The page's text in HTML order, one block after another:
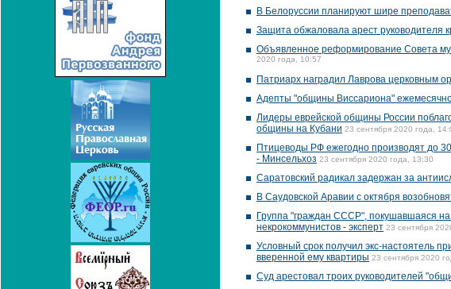
В Белоруссии планируют шире
Защита обжаловала арест руководителя
Объявленное реформирование Совета
2020 года, 10:57
Патриарх наградил Лаврова церковным
Адепты "общины Виссариона" ежемесячно
Лидеры еврейской общины России
общины на Кубани 23 сентября 2020 года,
Птицеводы РФ ежегодно производят до
- Минсельхоз 23 сентября 2020 года, 13:30
Саратовский радикал задержан за
В Саудовской Аравии с октября
Группа "граждан СССР", покушавшаяся на
некрокоммунистов - эксперт 23 сентября
Условный срок получил экс-настоятель
вверенной ему квартиры 23 сентября 2020
Суд арестовал троих руководителей